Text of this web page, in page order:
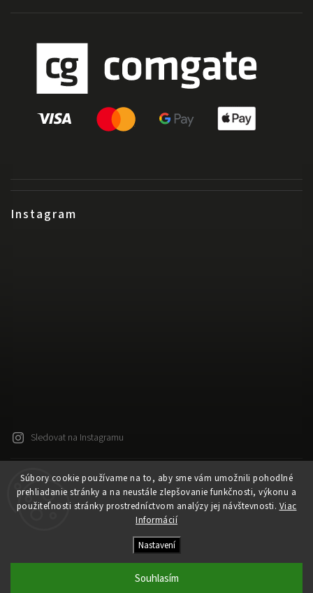
Súbory cookie používame na to, aby sme vám umožnili pohodlné
prehliadanie stránky a na neustále zlepšovanie funkčnosti, výkonu a
použiteľnosti stránky prostredníctvom analýzy jej návštevnosti. Viac
Informácií
Nastavení
Souhlasím
Instagram
Sledovat na Instagramu
Vytvořil Shoptet
Copyright 2026Released. Všechna práva vyhrazena.
Upravit nastavení cookies
Shoptet| Design